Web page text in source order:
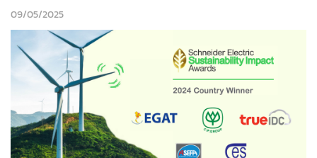
09/05/2025